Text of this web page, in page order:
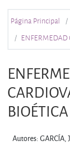
Página Principal
ENFERMEDAD
BIOÉTICA
Autores: GARCÍA,